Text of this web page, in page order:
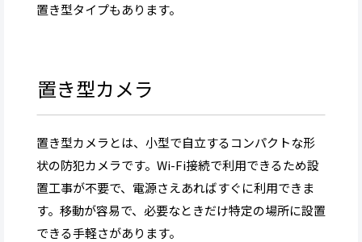
置き型タイプもあります。
置き型カメラ
置き型カメラとは、小型で自立するコンパクトな形
状の防犯カメラです。Wi-Fi接続で利用できるため設
置工事が不要で、電源さえあればすぐに利用できま
す。移動が容易で、必要なときだけ特定の場所に設置
できる手軽さがあります。